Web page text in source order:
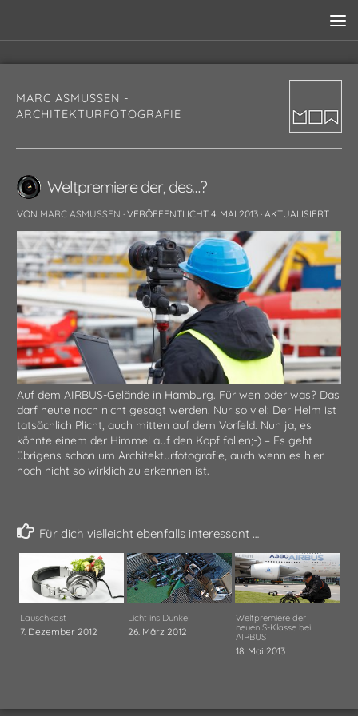
MARC ASMUSSEN -
ARCHITEKTURFOTOGRAFIE
Weltpremiere der, des…?
VON MARC ASMUSSEN · VERÖFFENTLICHT 4. MAI 2013 · AKTUALISIERT
Auf dem AIRBUS-Gelände in Hamburg. Für wen oder was? Das
darf heute noch nicht gesagt werden. Nur so viel: Der Helm ist
tatsächlich Plicht, auch mitten auf dem Vorfeld. Nun ja, es
könnte einem der Himmel auf den Kopf fallen;-) – Es geht
übrigens schon um Architekturfotografie, auch wenn es hier
noch nicht so wirklich zu erkennen ist.
Für dich vielleicht ebenfalls interessant …
Lauschkost
7. Dezember 2012
Licht ins Dunkel
26. März 2012
Weltpremiere der
neuen S-Klasse bei
AIRBUS
18. Mai 2013